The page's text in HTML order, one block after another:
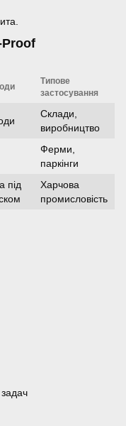
Типове
застосування
Склади,
виробництво
Ферми,
паркінги
під
Харчова
промисловість